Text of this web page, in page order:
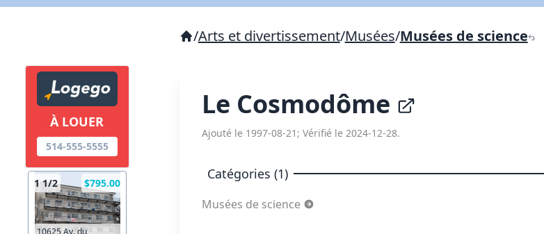
À LOUER
514-555-5555
1 1/2 $795.00
/Arts et divertissement/Musées/Musées de science
Le Cosmodôme
Ajouté le 1997-08-21; Vérifié le 2024-12-28.
Catégories (1)
Musées de science
Lien vers inscription (sera inclus dans courriel)